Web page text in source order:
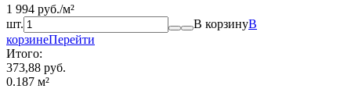
1 994 руб./м²
шт.
В корзинуВ
корзинеПерейти
Итого:
373,88 руб.
0.187 м²